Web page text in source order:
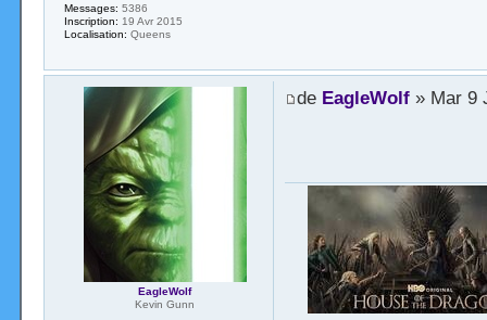
Messages: 5386
Inscription: 19 Avr 2015
Localisation: Queens
de EagleWolf» Mar 9
EagleWolf
Kevin Gunn